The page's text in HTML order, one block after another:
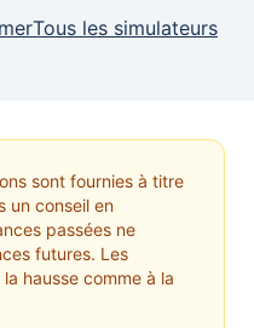
Tous les simulateurs
sont fournies à titre
un conseil en
passées ne
futures. Les
hausse comme à la